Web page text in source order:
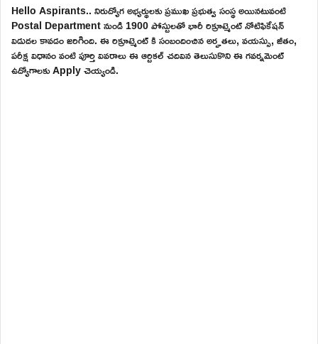
Hello Aspirants.. నిరుద్యోగ అభ్యర్థులకు ప్రముఖ ప్రభుత్వ సంస్థ అయినటువంటి
Postal Department నుండి 1900 పోస్టులతో భారీ రిక్రూట్మెంట్ నోటిఫికేషన్
విడుదల కావడం జరిగింది. ఈ రిక్రూట్మెంట్ కి సంబందించిన అర్హతలు, వయస్సు, జీతం,
పరీక్ష విధానం వంటి పూర్తి వివరాలు ఈ ఆర్టికల్ చదివిన తెలుసుకొని ఈ గవర్నమెంట్
ఉద్యోగాలకు Apply చెయ్యండి.